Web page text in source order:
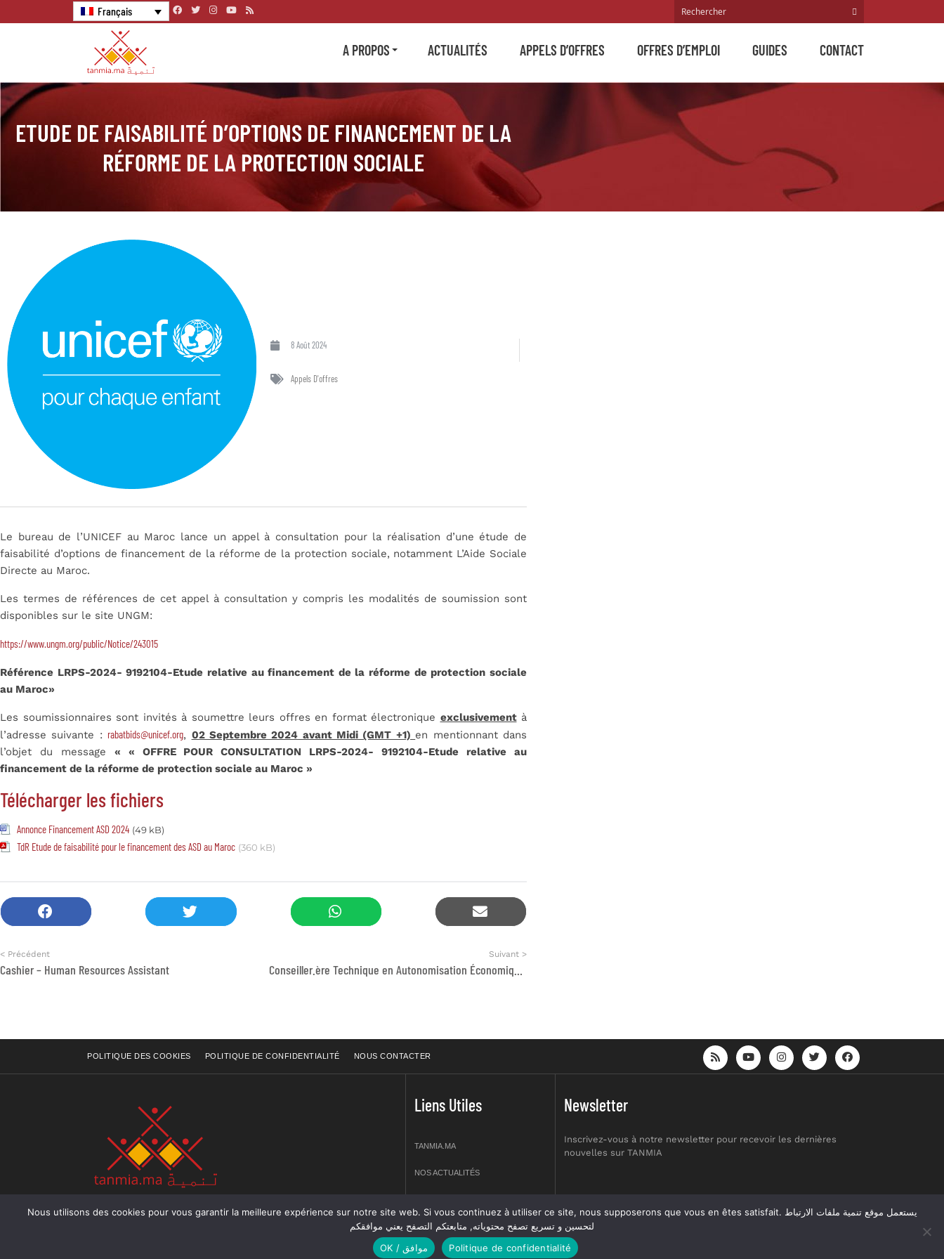
Français
A PROPOS ACTUALITÉS APPELS D’OFFRES OFFRES D’EMPLOI GUIDES CONTACT
ETUDE DE FAISABILITÉ D’OPTIONS DE FINANCEMENT DE LA
RÉFORME DE LA PROTECTION SOCIALE
8 Août 2024
Appels D'offres
Le bureau de l’UNICEF au Maroc lance un appel à consultation pour la réalisation d’une étude de
faisabilité d’options de financement de la réforme de la protection sociale, notamment L’Aide Sociale
Directe au Maroc.
Les termes de références de cet appel à consultation y compris les modalités de soumission sont
disponibles sur le site UNGM:
https://www.ungm.org/public/Notice/243015
Référence LRPS-2024- 9192104-Etude relative au financement de la réforme de protection sociale
au Maroc»
Les soumissionnaires sont invités à soumettre leurs offres en format électronique exclusivementà
l’adresse suivante : rabatbids@unicef.org, 02 Septembre 2024 avant Midi (GMT +1) en mentionnant dans
l’objet du message « « OFFRE POUR CONSULTATION LRPS-2024- 9192104-Etude relative au
financement de la réforme de protection sociale au Maroc »
Télécharger les fichiers
Annonce Financement ASD 2024 (49 kB)
TdR Etude de faisabilité pour le financement des ASD au Maroc (360 kB)
< Précédent
Cashier – Human Resources Assistant
Suivant >
POLITIQUE DES COOKIES POLITIQUE DE CONFIDENTIALITÉ NOUS CONTACTER
Rue Raiss Achour, Résidence Badr A, ler étage, Apprt NO 2,
Liens Utiles
TANMIA.MA
NOS ACTUALITÉS
OFFRES D’EMPLOI
GUIDES
Newsletter
Inscrivez-vous à notre newsletter pour recevoir les dernières
nouvelles sur TANMIA
Nous utilisons des cookies pour vous garantir la meilleure expérience sur notre site web. Si vous continuez à utiliser ce site, nous supposerons que vous en êtes satisfait. يستعمل موقع تنمية ملفات الارتباط
لتحسين و تسريع تصفح محتوياته, متابعتكم التصفح يعني موافقكم
OK / موافق
Politique de confidentialité